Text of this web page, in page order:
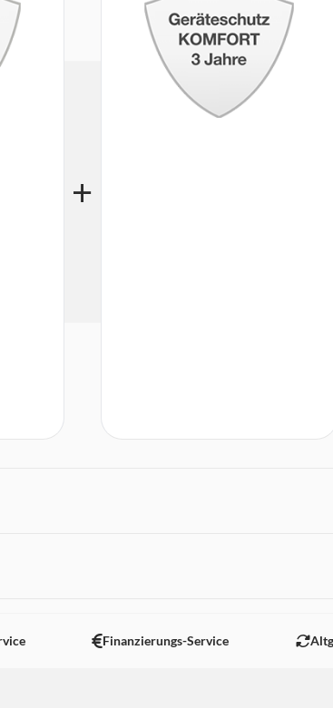
Finanzierungs-Service